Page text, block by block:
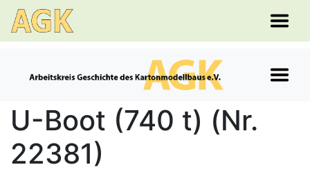
U-Boot (740 t) (Nr.
22381)